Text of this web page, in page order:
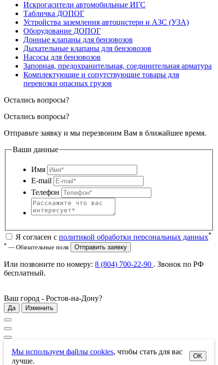
Искрогасители автомобильные ИГС
Табличка ДОПОГ
Устройства заземления автоцистерн и АЗС (УЗА)
Оборудование ДОПОГ
Донные клапаны для бензовозов
Дыхательные клапаны для бензовозов
Насосы для бензовозов
Запорная, предохранительная, соединительная арматура
Комплектующие и сопутствующие товары для
перевозки опасных грузов
Остались вопросы?
Остались вопросы?
Отправьте заявку и мы перезвоним Вам в ближайшее время.
Ваши данные
Имя
E-mail
Телефон
Я согласен с политикой обработки персональных данных*
* — Обязательные поля Отправить заявку
Или позвоните по номеру: 8 (804) 700-22-90 . Звонок по РФ
бесплатный.
Ваш город - Ростов-на-Дону?
Да Изменить
Мы используем файлы cookies, чтобы стать для вас
лучше.
OK